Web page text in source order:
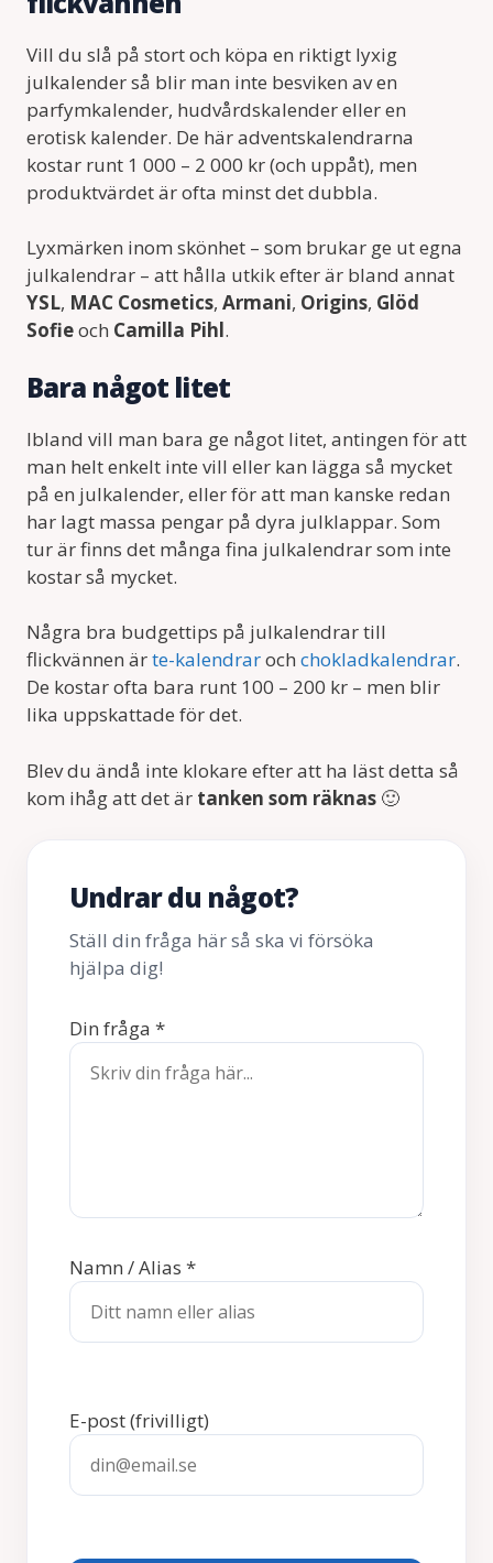
Vill du slå på stort och köpa en riktigt lyxig
julkalender så blir man inte besviken av en
parfymkalender, hudvårdskalender eller en
erotisk kalender. De här adventskalendrarna
kostar runt 1 000 – 2 000 kr (och uppåt), men
produktvärdet är ofta minst det dubbla.
Lyxmärken inom skönhet – som brukar ge ut egna
julkalendrar – att hålla utkik efter är bland annat
YSL, MAC Cosmetics, Armani, Origins, Glöd
Sofieoch Camilla Pihl.
Bara något litet
Ibland vill man bara ge något litet, antingen för att
man helt enkelt inte vill eller kan lägga så mycket
på en julkalender, eller för att man kanske redan
har lagt massa pengar på dyra julklappar. Som
tur är finns det många fina julkalendrar som inte
kostar så mycket.
Några bra budgettips på julkalendrar till
flickvännen ärte-kalendraroch chokladkalendrar.
De kostar ofta bara runt 100 – 200 kr – men blir
lika uppskattade för det.
Blev du ändå inte klokare efter att ha läst detta så
kom ihåg att det är tanken som räknas 🙂
Undrar du något?
Ställ din fråga här så ska vi försöka
hjälpa dig!
Din fråga *
Namn / Alias *
E-post(frivilligt)